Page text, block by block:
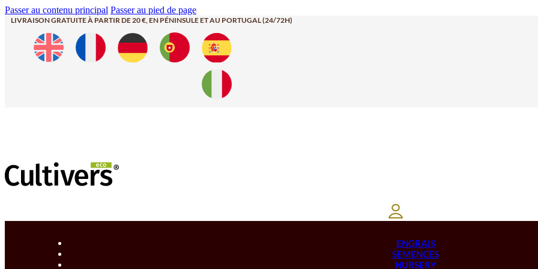
Passer au contenu principal Passer au pied de page
LIVRAISON GRATUITE À PARTIR DE 20 €, EN PÉNINSULE ET AU PORTUGAL (24/72H)
ENGRAIS
SEMENCES
NURSERY